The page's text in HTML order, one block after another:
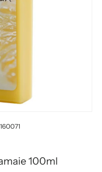
100ml